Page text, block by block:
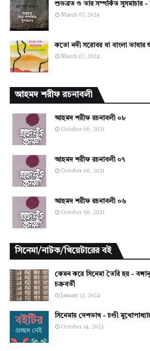
শুভব্রত ও তার সম্পর্কিত সুসমাচার
March 07, 2024
কতো নদী সরোবর বা বাংলা
March 07, 2024
আহমদ শরীফ রচনাবলী
আহমদ শরীফ রচনাবলী ০৮
October 06, 2021
আহমদ শরীফ রচনাবলী ০৭
October 06, 2021
আহমদ শরীফ রচনাবলী ০৬
October 06, 2021
সিনেমা/নাটক/থিয়েটারের বই
কেমন করে সিনেমা তৈরি হয় -
চক্রবর্তী
January 13, 2024
সিনেমায় দেশভাগ - চণ্ডী
October 14, 2023